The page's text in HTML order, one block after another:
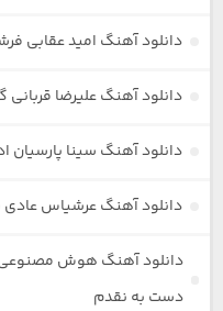
دانلود آهنگ امید عقابی
دانلود آهنگ علیرضا
دانلود آهنگ سینا پارسیان
دانلود آهنگ عرشیاس عادی
دانلود آهنگ هوش مصنوعی
دست به نقدم